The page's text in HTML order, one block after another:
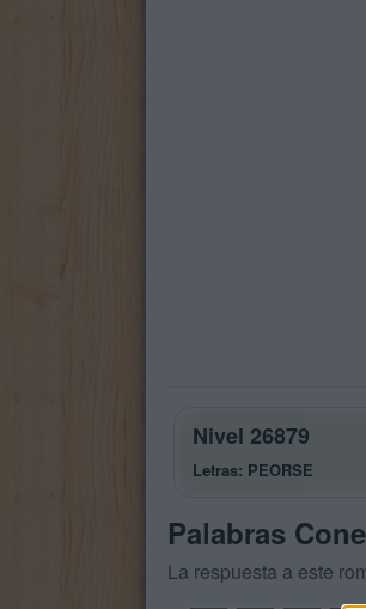
Nivel 26879
Letras: PEORSE
Palabras
La respuesta a este